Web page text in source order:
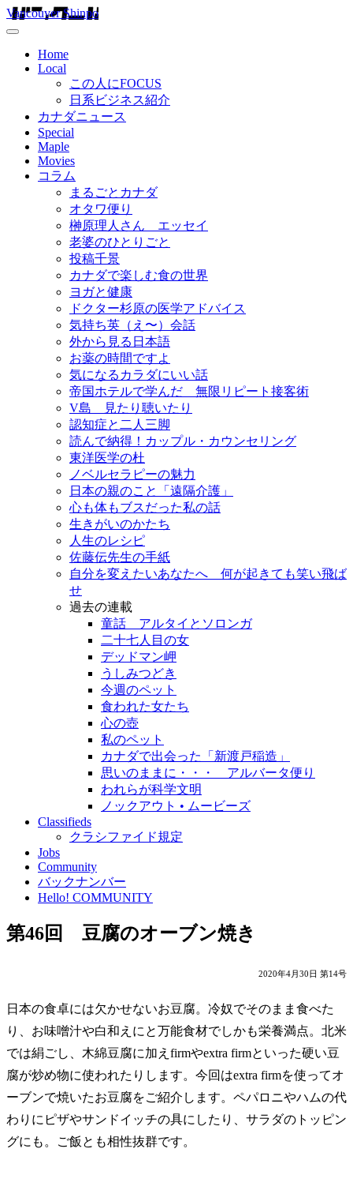
Vancouver Shinpo
Home
Local
この人にFOCUS
日系ビジネス紹介
カナダニュース
Special
Maple
Movies
コラム
まるごとカナダ
オタワ便り
榊原理人さん エッセイ
老婆のひとりごと
投稿千景
カナダで楽しむ食の世界
ヨガと健康
ドクター杉原の医学アドバイス
気持ち英（え〜）会話
外から見る日本語
お薬の時間ですよ
気になるカラダにいい話
帝国ホテルで学んだ 無限リピート接客術
V島 見たり聴いたり
認知症と二人三脚
読んで納得！カップル・カウンセリング
東洋医学の杜
ノベルセラピーの魅力
日本の親のこと「遠隔介護」
心も体もブスだった私の話
生きがいのかたち
人生のレシピ
佐藤伝先生の手紙
自分を変えたいあなたへ 何が起きても笑い飛ば
せ
過去の連載
童話 アルタイとソロンガ
二十七人目の女
デッドマン岬
うしみつどき
今週のペット
食われた女たち
心の壺
私のペット
カナダで出会った「新渡戸稲造」
思いのままに・・・ アルバータ便り
われらが科学文明
ノックアウト • ムービーズ
Classifieds
クラシファイド規定
Jobs
Community
バックナンバー
Hello! COMMUNITY
第46回 豆腐のオーブン焼き
2020年4月30日 第14号
日本の食卓には欠かせないお豆腐。冷奴でそのまま食べた
り、お味噌汁や白和えにと万能食材でしかも栄養満点。北米
では絹ごし、木綿豆腐に加えfirmやextra firmといった硬い豆
腐が炒め物に使われたりします。今回はextra firmを使ってオ
ーブンで焼いたお豆腐をご紹介します。ペパロニやハムの代
わりにピザやサンドイッチの具にしたり、サラダのトッピン
グにも。ご飯とも相性抜群です。